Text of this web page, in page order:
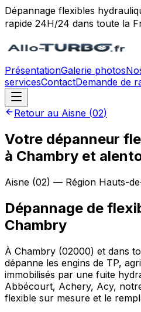
Dépannage flexibles
rapide 24H/24 dans toute la
PrésentationGalerie photos
servicesContactDemande de
Retour au Aisne (02)
Votre dépanneur
à Chambry et
Aisne (02) — Région Hauts-
Dépannage de
Chambry
À Chambry (02000) et dans
dépanne les engins de TP,
immobilisés par une fuite
Abbécourt, Achery, Acy,
flexible sur mesure et le